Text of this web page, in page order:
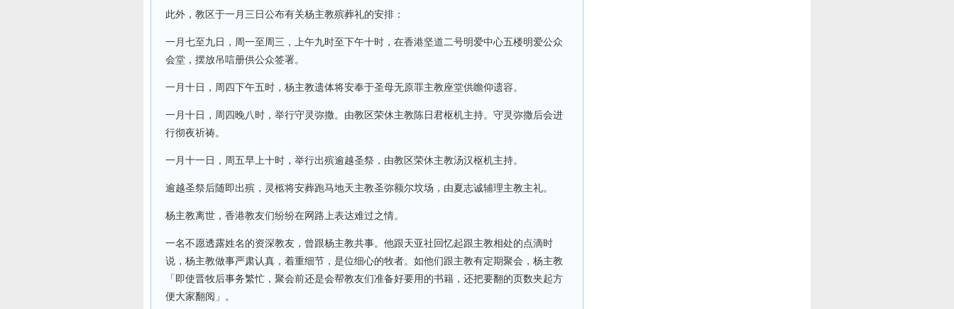
此外，教区于一月三日公布有关杨主教殡葬礼的安排：
一月七至九日，周一至周三，上午九时至下午十时，在香港坚道二号明爱中心五楼明爱公众
会堂，摆放吊唁册供公众签署。
一月十日，周四下午五时，杨主教遗体将安奉于圣母无原罪主教座堂供瞻仰遗容。
一月十日，周四晚八时，举行守灵弥撒。由教区荣休主教陈日君枢机主持。守灵弥撒后会进
行彻夜祈祷。
一月十一日，周五早上十时，举行出殡逾越圣祭，由教区荣休主教汤汉枢机主持。
逾越圣祭后随即出殡，灵柩将安葬跑马地天主教圣弥额尔坟场，由夏志诚辅理主教主礼。
杨主教离世，香港教友们纷纷在网路上表达难过之情。
一名不愿透露姓名的资深教友，曾跟杨主教共事。他跟天亚社回忆起跟主教相处的点滴时
说，杨主教做事严肃认真，着重细节，是位细心的牧者。如他们跟主教有定期聚会，杨主教
「即使晋牧后事务繁忙，聚会前还是会帮教友们准备好要用的书籍，还把要翻的页数夹起方
便大家翻阅」。